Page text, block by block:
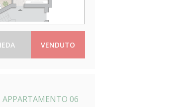
VENDUTO
APPARTAMENTO 06